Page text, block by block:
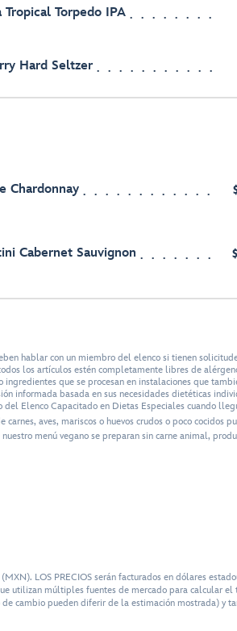
Tropical Torpedo IPA
Hard Seltzer
Chardonnay
Cabernet Sauvignon
hablar con un miembro del elenco si tienen
los artículos estén completamente libres de
ingredientes que se procesan en instalaciones que
informada basada en sus necesidades dietéticas
del Elenco Capacitado en Dietas Especiales cuando
carnes, aves, mariscos o huevos crudos o poco
menú vegano se preparan sin carne animal,
LOS PRECIOS serán facturados en dólares
utilizan múltiples fuentes de mercado para calcular
cambio pueden diferir de la estimación mostrada)